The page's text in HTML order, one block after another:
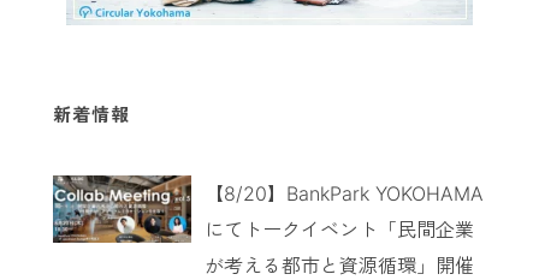
新着情報
【8/20】BankPark YOKOHAMA
にてトークイベント「民間企業
が考える都市と資源循環」開催